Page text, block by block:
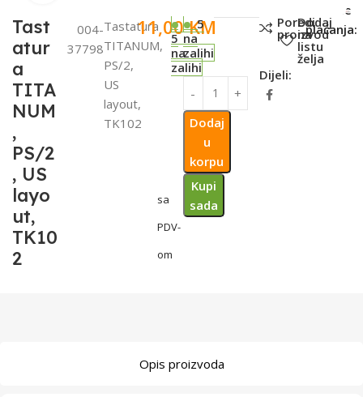
Tast
atur
a
TITA
NUM
,
PS/2
, US
layo
ut,
TK10
2
004-
37798
Tastatura
TITANUM,
PS/2,
US
layout,
TK102
11,00KM
sa
PDV-
om
5
na
zalihi
5
na
zalihi
Dodaj
u
korpu
Kupi
sada
Poredi
proizvod
Dodaj
na
listu
želja
Dijeli:
Metode
plaćanja:
Opis proizvoda